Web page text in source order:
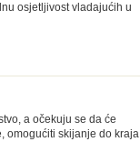
osjetljivost vladajućih u
a očekuju se da će
omogućiti skijanje do kraja